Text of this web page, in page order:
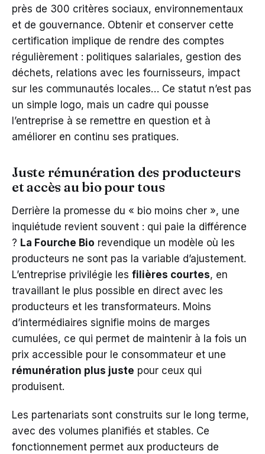
près de 300 critères sociaux, environnementaux
et de gouvernance. Obtenir et conserver cette
certification implique de rendre des comptes
régulièrement : politiques salariales, gestion des
déchets, relations avec les fournisseurs, impact
sur les communautés locales… Ce statut n’est pas
un simple logo, mais un cadre qui pousse
l’entreprise à se remettre en question et à
améliorer en continu ses pratiques.
Juste rémunération des producteurs
et accès au bio pour tous
Derrière la promesse du « bio moins cher », une
inquiétude revient souvent : qui paie la différence
? La Fourche Bio revendique un modèle où les
producteurs ne sont pas la variable d’ajustement.
L’entreprise privilégie les filières courtes, en
travaillant le plus possible en direct avec les
producteurs et les transformateurs. Moins
d’intermédiaires signifie moins de marges
cumulées, ce qui permet de maintenir à la fois un
prix accessible pour le consommateur et une
rémunération plus juste pour ceux qui
produisent.
Les partenariats sont construits sur le long terme,
avec des volumes planifiés et stables. Ce
fonctionnement permet aux producteurs de